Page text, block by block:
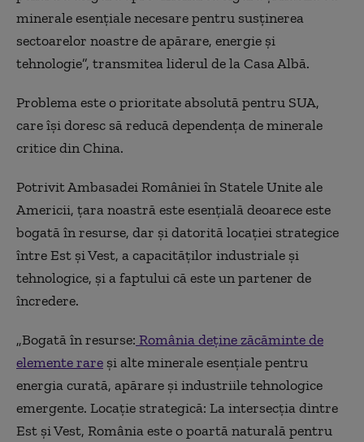
minerale esențiale necesare pentru susținerea
sectoarelor noastre de apărare, energie și
tehnologie”, transmitea liderul de la Casa Albă.
Problema este o prioritate absolută pentru SUA,
care își doresc să reducă dependența de minerale
critice din China.
Potrivit Ambasadei României în Statele Unite ale
Americii, țara noastră este esențială deoarece este
bogată în resurse, dar și datorită locației strategice
între Est și Vest, a capacităților industriale și
tehnologice, și a faptului că este un partener de
încredere.
„Bogată în resurse: România deține zăcăminte de
elemente rare și alte minerale esențiale pentru
energia curată, apărare și industriile tehnologice
emergente. Locație strategică: La intersecția dintre
Est și Vest, România este o poartă naturală pentru